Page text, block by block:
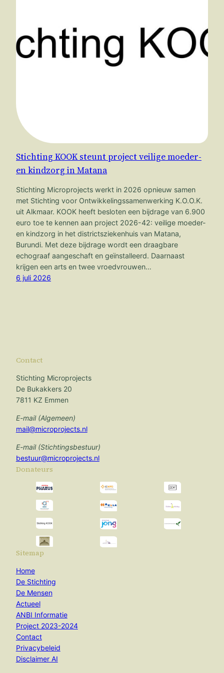
Stichting KOOK steunt project veilige moeder-
en kindzorg in Matana
Stichting Microprojects werkt in 2026 opnieuw samen
met Stichting voor Ontwikkelingssamenwerking K.O.O.K.
uit Alkmaar. KOOK heeft besloten een bijdrage van 6.900
euro toe te kennen aan project 2026-42: veilige moeder-
en kindzorg in het districtsziekenhuis van Matana,
Burundi. Met deze bijdrage wordt een draagbare
echograaf aangeschaft en geïnstalleerd. Daarnaast
krijgen een arts en twee vroedvrouwen…
6 juli 2026
Contact
Stichting Microprojects
De Bukakkers 20
7811 KZ Emmen
E-mail (Algemeen)
mail@microprojects.nl
E-mail (Stichtingsbestuur)
bestuur@microprojects.nl
Donateurs
Sitemap
Home
De Stichting
De Mensen
Actueel
ANBI Informatie
Project 2023-2024
Contact
Privacybeleid
Disclaimer AI